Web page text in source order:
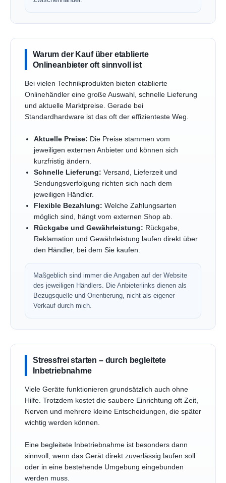
Warum der Kauf über etablierte
Onlineanbieter oft sinnvoll ist
Bei vielen Technikprodukten bieten etablierte
Onlinehändler eine große Auswahl, schnelle Lieferung
und aktuelle Marktpreise. Gerade bei
Standardhardware ist das oft der effizienteste Weg.
Aktuelle Preise: Die Preise stammen vom
jeweiligen externen Anbieter und können sich
kurzfristig ändern.
Schnelle Lieferung: Versand, Lieferzeit und
Sendungsverfolgung richten sich nach dem
jeweiligen Händler.
Flexible Bezahlung: Welche Zahlungsarten
möglich sind, hängt vom externen Shop ab.
Rückgabe und Gewährleistung: Rückgabe,
Reklamation und Gewährleistung laufen direkt über
den Händler, bei dem Sie kaufen.
Maßgeblich sind immer die Angaben auf der Website
des jeweiligen Händlers. Die Anbieterlinks dienen als
Bezugsquelle und Orientierung, nicht als eigener
Verkauf durch mich.
Stressfrei starten – durch begleitete
Inbetriebnahme
Viele Geräte funktionieren grundsätzlich auch ohne
Hilfe. Trotzdem kostet die saubere Einrichtung oft Zeit,
Nerven und mehrere kleine Entscheidungen, die später
wichtig werden können.
Eine begleitete Inbetriebnahme ist besonders dann
sinnvoll, wenn das Gerät direkt zuverlässig laufen soll
oder in eine bestehende Umgebung eingebunden
werden muss.